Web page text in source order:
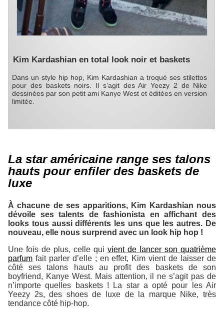
Kim Kardashian en total look noir et baskets
Dans un style hip hop, Kim Kardashian a troqué ses stilettos
pour des baskets noirs. Il s’agit des Air Yeezy 2 de Nike
dessinées par son petit ami Kanye West et éditées en version
limitée.
La star américaine range ses talons
hauts pour enfiler des baskets de
luxe
À chacune de ses apparitions, Kim Kardashian nous
dévoile ses talents defashionista en affichant des
looks tous aussi différents les uns que les autres. De
nouveau, elle nous surprend avec un look hip hop !
Une fois de plus, celle qui vient de lancer son quatrième
parfum fait parler d’elle ; en effet, Kim vient de laisser de
côté ses talons hauts au profit des baskets de son
boyfriend, Kanye West. Mais attention, il ne s’agit pas de
n’importe quelles baskets ! La star a opté pour les Air
Yeezy 2s, des shoes de luxe de la marque Nike, très
tendance côté hip-hop.